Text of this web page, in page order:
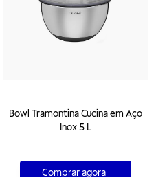
Bowl Tramontina Cucina em Aço
Inox 5 L
Comprar agora